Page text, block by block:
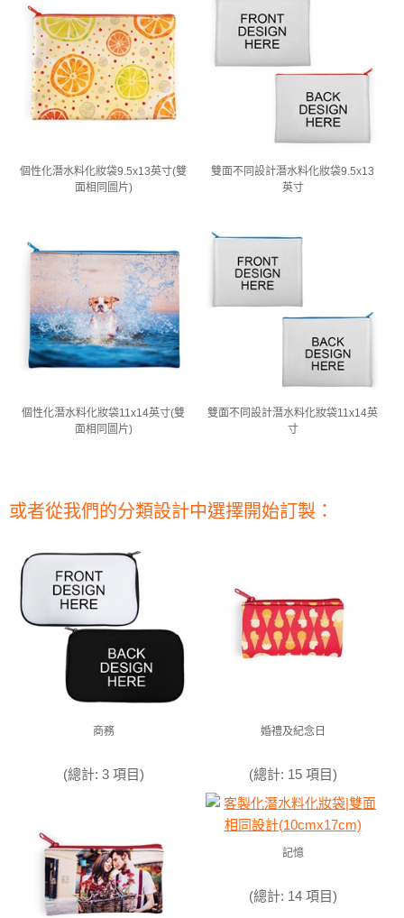
個性化潛水料化妝袋9.5x13英寸(雙
面相同圖片)
雙面不同設計潛水料化妝袋9.5x13
英寸
個性化潛水料化妝袋11x14英寸(雙
面相同圖片)
雙面不同設計潛水料化妝袋11x14英
寸
或者從我們的分類設計中選擇開始訂製：
商務
(總計: 3 項目)
婚禮及紀念日
(總計: 15 項目)
記憶
(總計: 14 項目)